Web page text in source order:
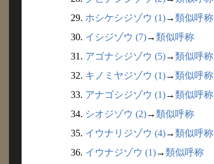
29. ホシケシジゾウ (1)→類似呼称
30. イシジゾウ (7)→類似呼称
31. アゴナシジゾウ (5)→類似呼称
32. キノミヤジゾウ (1)→類似呼称
33. アナゴシジゾウ (1)→類似呼称
34. シオジゾウ (2)→類似呼称
35. イウナリジゾウ (4)→類似呼称
36. イウナジゾウ (1)→類似呼称